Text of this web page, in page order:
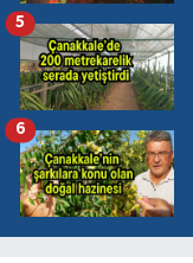
5
6